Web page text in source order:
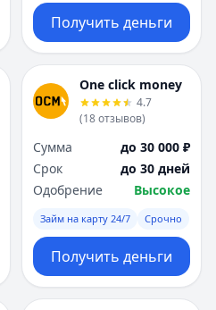
Получить деньги
One click money
4.7
(18отзывов)
Сумма
до 30 000 ₽
Срок
до 30 дней
Одобрение
Высокое
Займ на карту 24/7 Срочно
Получить деньги